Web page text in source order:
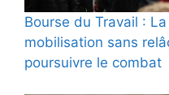
Bourse du Travail :
mobilisation sans
poursuivre le combat